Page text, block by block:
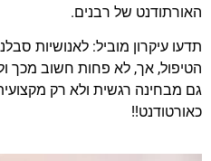
האורתודנט של רבנים.
תדעו עיקרון מוביל: לאנושיות
הטיפול, אך, לא פחות חשוב מכך
גם מבחינה רגשית ולא רק
כאורטודנט!!